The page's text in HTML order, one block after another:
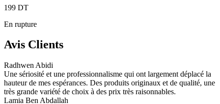
199 DT
En rupture
Avis Clients
Radhwen Abidi
Une sériosité et une professionnalisme qui ont largement déplacé la
hauteur de mes espérances. Des produits originaux et de qualité, une
très grande variété de choix à des prix très raisonnables.
Lamia Ben Abdallah